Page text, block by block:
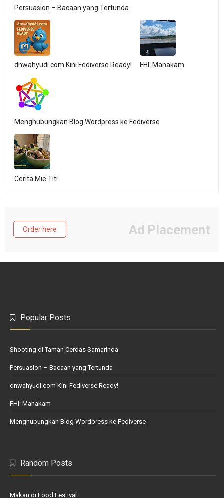
Persuasion – Bacaan yang Tertunda
dnwahyudi.com Kini Fediverse Ready! FHI: Mahakam
Menghubungkan Blog Wordpress ke Fediverse
Cerita Mie Titi
Order here Ad Placement
Popular Posts
Shooting di Taman Cerdas Samarinda
Persuasion – Bacaan yang Tertunda
dnwahyudi.com Kini Fediverse Ready!
FHI: Mahakam
Menghubungkan Blog Wordpress ke Fediverse
Random Posts
Makan di Food Festival